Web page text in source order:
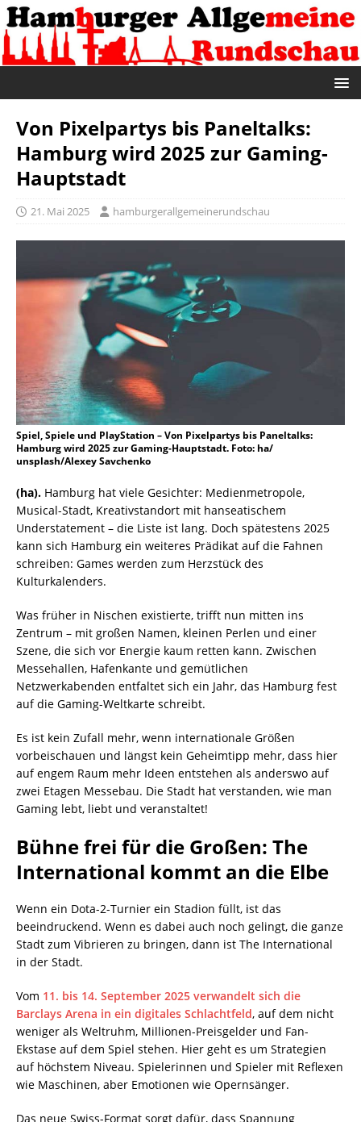
Von Pixelpartys bis Paneltalks:
Hamburg wird 2025 zur Gaming-
Hauptstadt
21. Mai 2025 hamburgerallgemeinerundschau
Spiel, Spiele und PlayStation – Von Pixelpartys bis Paneltalks:
Hamburg wird 2025 zur Gaming-Hauptstadt. Foto: ha/
unsplash/Alexey Savchenko
(ha). Hamburg hat viele Gesichter: Medienmetropole,
Musical-Stadt, Kreativstandort mit hanseatischem
Understatement – die Liste ist lang. Doch spätestens 2025
kann sich Hamburg ein weiteres Prädikat auf die Fahnen
schreiben: Games werden zum Herzstück des
Kulturkalenders.
Was früher in Nischen existierte, trifft nun mitten ins
Zentrum – mit großen Namen, kleinen Perlen und einer
Szene, die sich vor Energie kaum retten kann. Zwischen
Messehallen, Hafenkante und gemütlichen
Netzwerkabenden entfaltet sich ein Jahr, das Hamburg fest
auf die Gaming-Weltkarte schreibt.
Es ist kein Zufall mehr, wenn internationale Größen
vorbeischauen und längst kein Geheimtipp mehr, dass hier
auf engem Raum mehr Ideen entstehen als anderswo auf
zwei Etagen Messebau. Die Stadt hat verstanden, wie man
Gaming lebt, liebt und veranstaltet!
Bühne frei für die Großen: The
International kommt an die Elbe
Wenn ein Dota-2-Turnier ein Stadion füllt, ist das
beeindruckend. Wenn es dabei auch noch gelingt, die ganze
Stadt zum Vibrieren zu bringen, dann ist The International
in der Stadt.
Vom 11. bis 14. September 2025 verwandelt sich die
Barclays Arena in ein digitales Schlachtfeld, auf dem nicht
weniger als Weltruhm, Millionen-Preisgelder und Fan-
Ekstase auf dem Spiel stehen. Hier geht es um Strategien
auf höchstem Niveau. Spielerinnen und Spieler mit Reflexen
wie Maschinen, aber Emotionen wie Opernsänger.
Das neue Swiss-Format sorgt dafür, dass Spannung